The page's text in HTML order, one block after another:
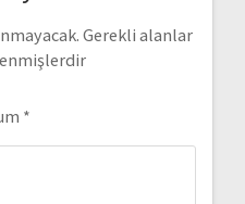
Gerekli alanlar
*